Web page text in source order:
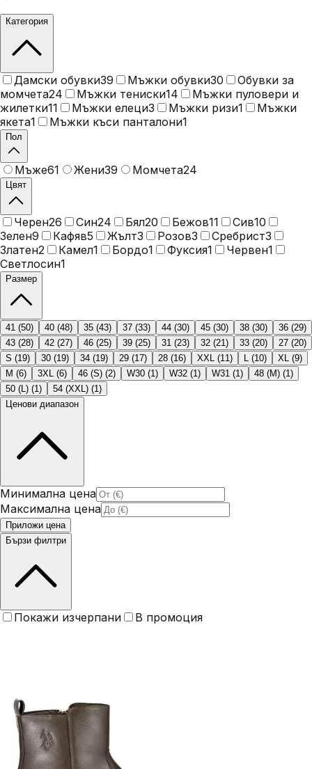
Категория
Дамски обувки39 Мъжки обувки30
Обувки за
момчета24 Мъжки тениски14
Мъжки пуловери и
жилетки11 Мъжки елеци3 Мъжки ризи1
Мъжки
якета1 Мъжки къси панталони1
Пол
Мъже61 Жени39 Момчета24
Цвят
Черен26 Син24 Бял20 Бежов11 Сив10
Зелен9 Кафяв5 Жълт3 Розов3 Сребрист3
Златен2 Камел1 Бордо1 Фуксия1 Червен1
Светлосин1
Размер
41 (50) 40 (48) 35 (43) 37 (33) 44 (30) 45 (30) 38 (30) 36 (29)
43 (28) 42 (27) 46 (25) 39 (25) 31 (23) 32 (21) 33 (20) 27 (20)
S (19) 30 (19) 34 (19) 29 (17) 28 (16) XXL (11) L (10) XL (9)
M (6) 3XL (6) 46 (S) (2) W30 (1) W32 (1) W31 (1) 48 (M) (1)
50 (L) (1) 54 (XXL) (1)
Ценови диапазон
Минимална цена
Максимална цена
Приложи цена
Бързи филтри
Покажи изчерпани В промоция